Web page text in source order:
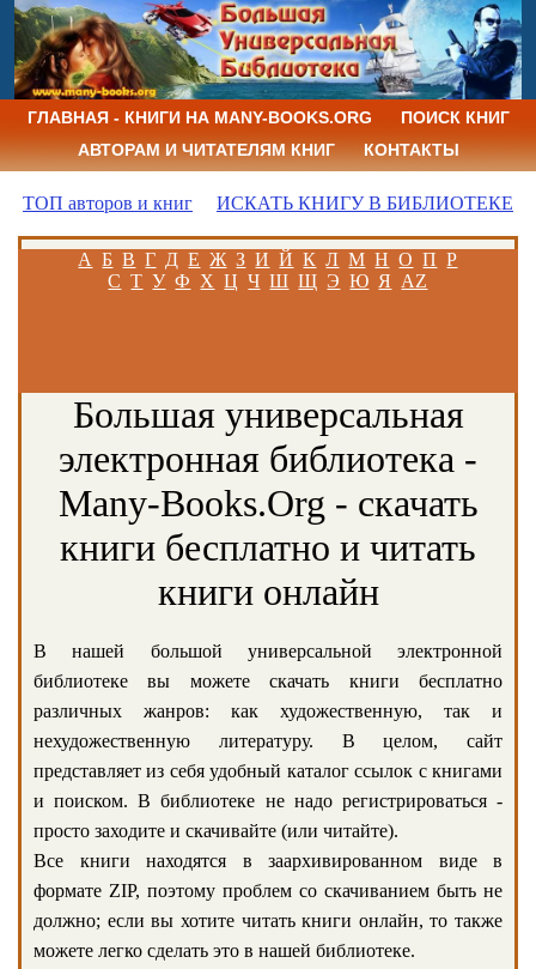
ГЛАВНАЯ - КНИГИ НА MANY-BOOKS.ORG
ПОИСК КНИГ
АВТОРАМ И ЧИТАТЕЛЯМ КНИГ
КОНТАКТЫ
ТОП авторов и книг ИСКАТЬ КНИГУ В БИБЛИОТЕКЕ
А Б В Г Д Е Ж З И Й К Л М Н О П Р
С Т У Ф Х Ц Ч Ш Щ Э Ю Я AZ
Большая универсальная
электронная библиотека -
Many-Books.Org - скачать
книги бесплатно и читать
книги онлайн
В нашей большой универсальной электронной
библиотеке вы можете скачать книги бесплатно
различных жанров: как художественную, так и
нехудожественную литературу. В целом, сайт
представляет из себя удобный каталог ссылок с книгами
и поиском. В библиотеке не надо регистрироваться -
просто заходите и скачивайте (или читайте).
Все книги находятся в заархивированном виде в
формате ZIP, поэтому проблем со скачиванием быть не
должно; если вы хотите читать книги онлайн, то также
можете легко сделать это в нашей библиотеке.